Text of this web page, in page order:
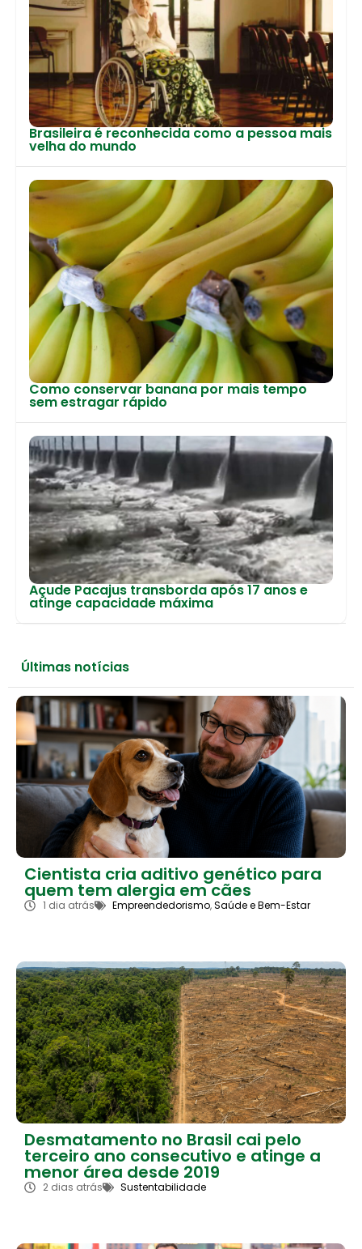
Brasileira é reconhecida como a pessoa mais
velha do mundo
Como conservar banana por mais tempo
sem estragar rápido
Açude Pacajus transborda após 17 anos e
atinge capacidade máxima
Últimas notícias
Cientista cria aditivo genético para
quem tem alergia em cães
1 dia atrás Empreendedorismo,Saúde e Bem-Estar
Desmatamento no Brasil cai pelo
terceiro ano consecutivo e atinge a
menor área desde 2019
2 dias atrás Sustentabilidade